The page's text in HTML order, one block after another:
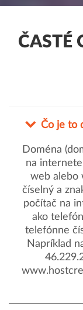
ČASTÉ
Čo je to
Doména
na
web alebo
číselný a
počítač na
ako
telefónne
Napríklad